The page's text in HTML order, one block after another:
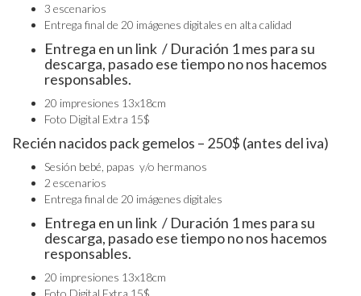
3 escenarios
Entrega final de 20 imágenes digitales en alta calidad
Entrega en un link / Duración 1 mes para su
descarga, pasado ese tiempo no nos hacemos
responsables.
20 impresiones 13x18cm
Foto Digital Extra 15$
Recién nacidos pack gemelos – 250$ (antes del iva)
Sesión bebé, papas y/o hermanos
2 escenarios
Entrega final de 20 imágenes digitales
Entrega en un link / Duración 1 mes para su
descarga, pasado ese tiempo no nos hacemos
responsables.
20 impresiones 13x18cm
Foto Digital Extra 15$